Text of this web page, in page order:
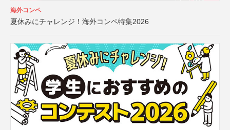
海外コンペ
夏休みにチャレンジ！海外コンペ特集2026